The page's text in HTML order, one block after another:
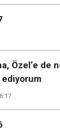
Özel’e de